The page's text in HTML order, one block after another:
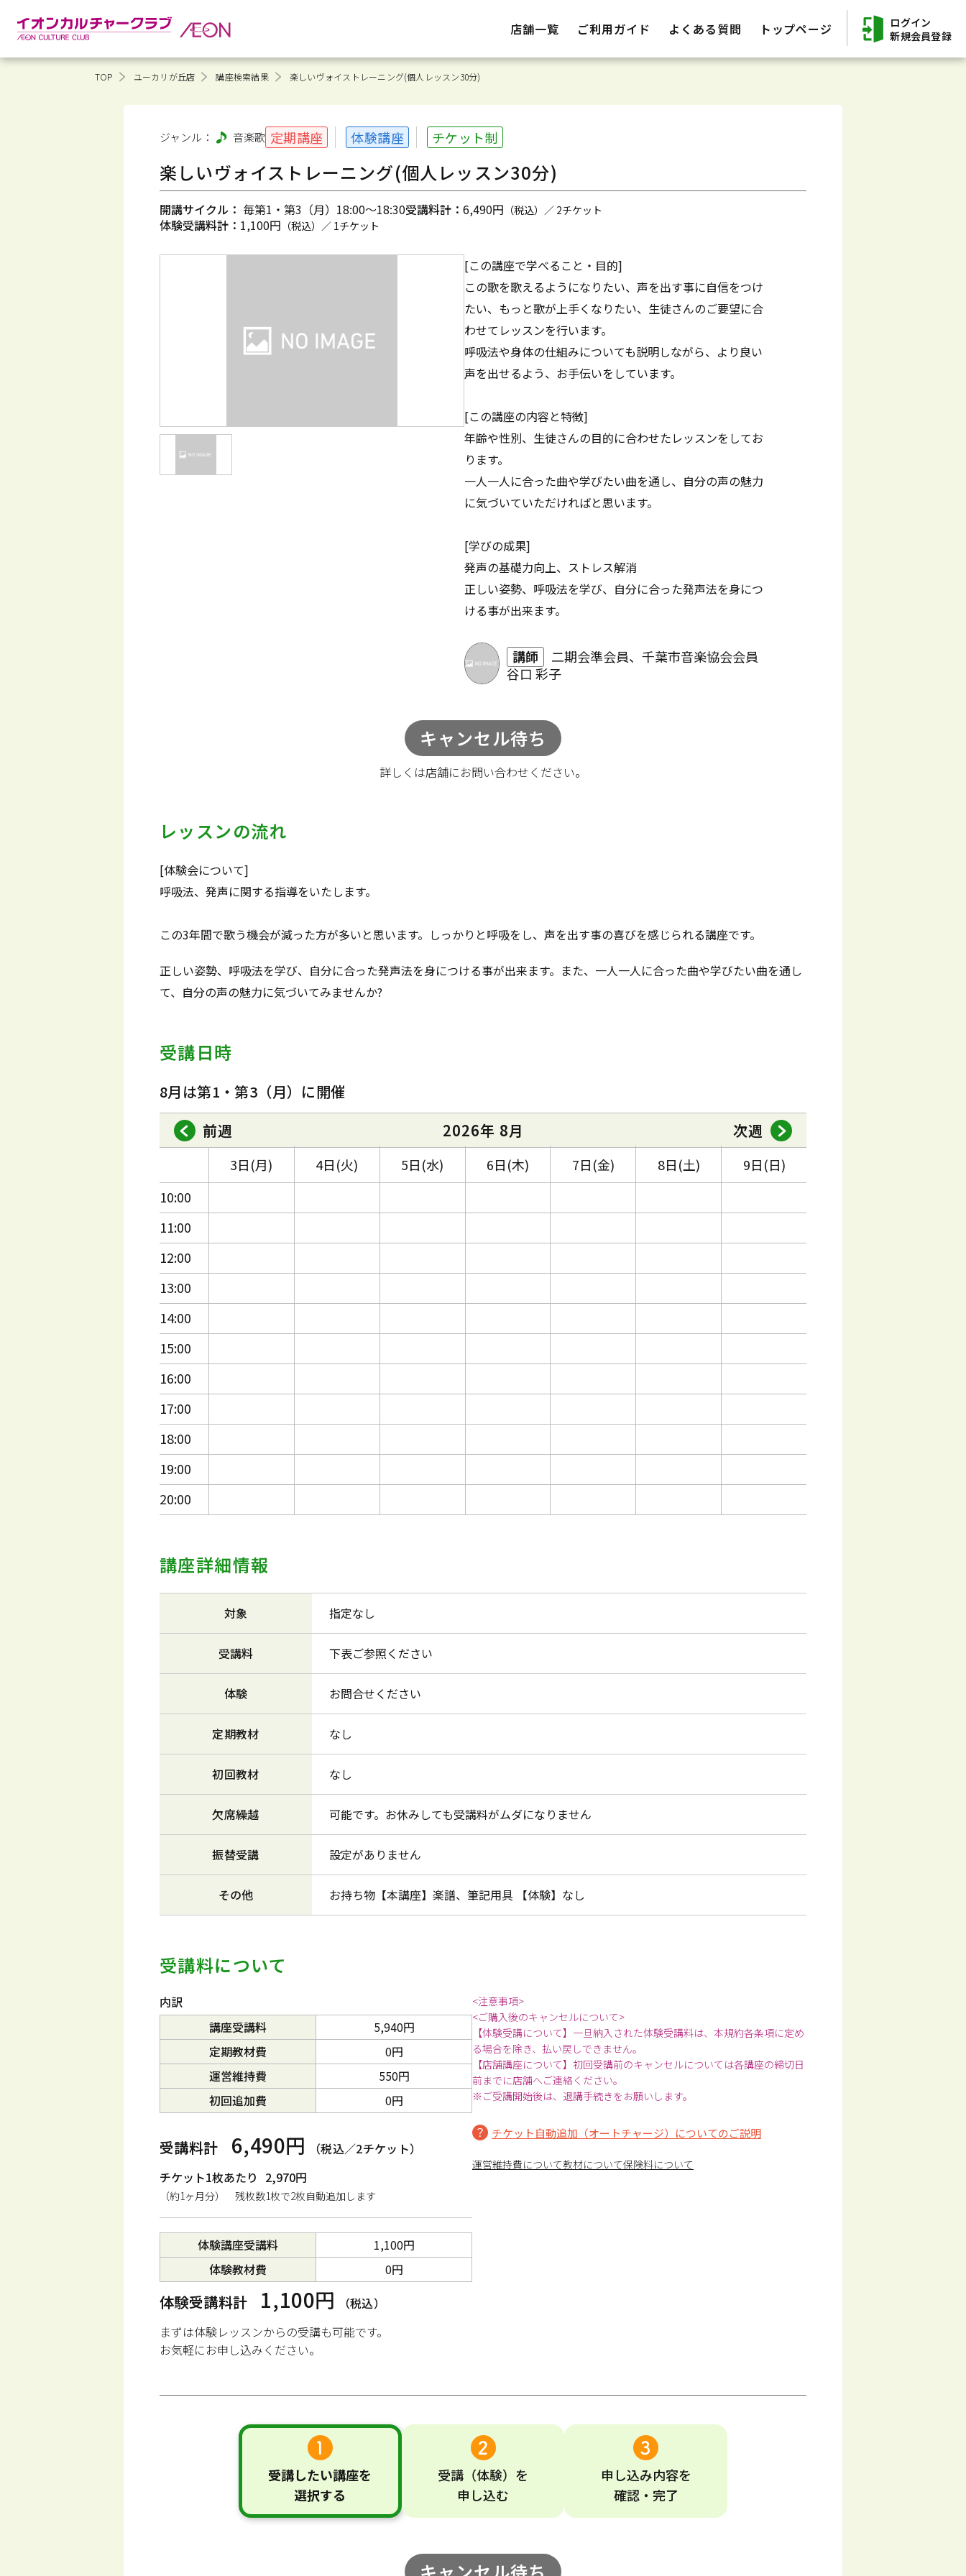
店舗一覧 ご利用ガイド よくある質問 トップページ
ログイン
新規会員登録
TOP ユーカリが丘店 講座検索結果 楽しいヴォイストレーニング(個人レッスン30分)
ジャンル： 音楽歌 定期講座 体験講座 チケット制
楽しいヴォイストレーニング(個人レッスン30分)
開講サイクル： 毎第1・第3（月）18:00～18:30受講料計： 6,490円 （税込）／ 2チケット
体験受講料計： 1,100円 （税込）／ 1チケット
[この講座で学べること・目的]
この歌を歌えるようになりたい、声を出す事に自信をつけ
たい、もっと歌が上手くなりたい、生徒さんのご要望に合
わせてレッスンを行います。
呼吸法や身体の仕組みについても説明しながら、より良い
声を出せるよう、お手伝いをしています。
[この講座の内容と特徴]
年齢や性別、生徒さんの目的に合わせたレッスンをしてお
ります。
一人一人に合った曲や学びたい曲を通し、自分の声の魅力
に気づいていただければと思います。
[学びの成果]
発声の基礎力向上、ストレス解消
正しい姿勢、呼吸法を学び、自分に合った発声法を身につ
ける事が出来ます。
講師
二期会準会員、千葉市音楽協会会員
谷口 彩子
キャンセル待ち
詳しくは店舗にお問い合わせください。
レッスンの流れ
[体験会について]
呼吸法、発声に関する指導をいたします。
この3年間で歌う機会が減った方が多いと思います。しっかりと呼吸をし、声を出す事の喜びを感じられる講座です。
正しい姿勢、呼吸法を学び、自分に合った発声法を身につける事が出来ます。また、一人一人に合った曲や学びたい曲を通し
て、自分の声の魅力に気づいてみませんか?
受講日時
8月は第1・第3（月）に開催
前週
2026年 8月 次週
10:00
11:00
12:00
13:00
14:00
15:00
16:00
17:00
18:00
19:00
20:00
3日(月) 4日(火) 5日(水) 6日(木) 7日(金) 8日(土) 9日(日)
講座詳細情報
対象 指定なし
受講料 下表ご参照ください
体験 お問合せください
定期教材 なし
初回教材 なし
欠席繰越 可能です。お休みしても受講料がムダになりません
振替受講 設定がありません
その他 お持ち物【本講座】楽譜、筆記用具 【体験】なし
受講料について
内訳
講座受講料
5,940円
定期教材費
0円
運営維持費
550円
初回追加費
0円
受講料計 6,490円
（税込／2チケット）
チケット1枚あたり 2,970円
（約1ヶ月分） 残枚数1枚で2枚自動追加します
体験講座受講料
1,100円
体験教材費
0円
体験受講料計 1,100円
（税込）
まずは体験レッスンからの受講も可能です。
お気軽にお申し込みください。
<注意事項>
<ご購入後のキャンセルについて>
【体験受講について】一旦納入された体験受講料は、本規約各条項に定め
る場合を除き、払い戻しできません。
【店舗講座について】初回受講前のキャンセルについては各講座の締切日
前までに店舗へご連絡ください。
※ご受講開始後は、退講手続きをお願いします。
チケット自動追加（オートチャージ）についてのご説明
運営維持費について教材について保険料について
受講したい講座を
選択する
受講 （体験） を
申し込む
申し込み内容を
確認・完了